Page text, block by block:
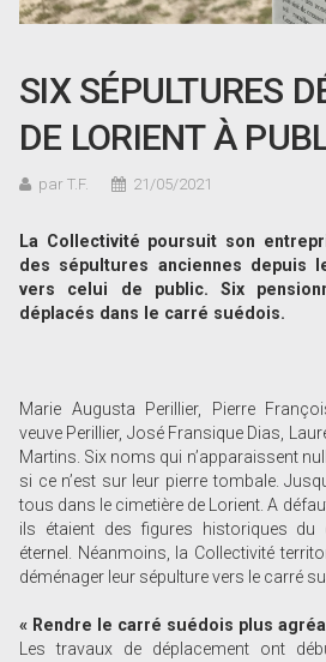
SIX SÉPULTURES
DE LORIENT À
par T.F. 21/05/2021
La Collectivité poursuit son
des sépultures anciennes depuis
vers celui de public. Six
déplacés dans le carré suédois.
Marie Augusta Perillier, Pierre
veuve Perillier, José Fransique Dias,
Martins. Six noms qui n’apparaissent
si ce n’est sur leur pierre tombale.
tous dans le cimetière de Lorient. A défaut
ils étaient des figures historiques du
éternel. Néanmoins, la Collectivité
déménager leur sépulture vers le carré
« Rendre le carré suédois plus
Les travaux de déplacement ont